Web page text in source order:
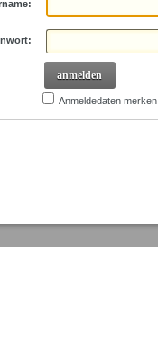
anmelden
Anmeldedaten merken